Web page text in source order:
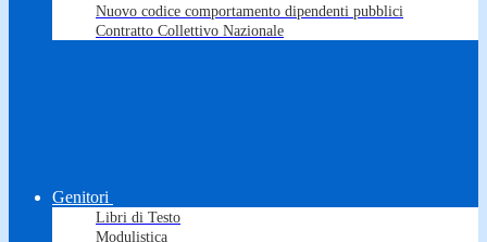
Nuovo codice comportamento dipendenti pubblici
Contratto Collettivo Nazionale
Genitori
Libri di Testo
Modulistica